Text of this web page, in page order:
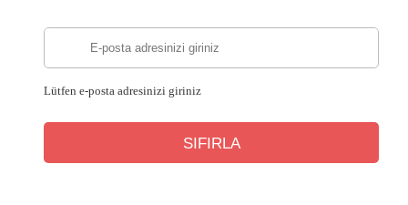
Lütfen e-posta adresinizi giriniz